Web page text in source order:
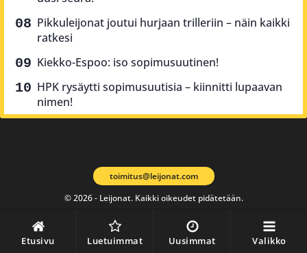
Etusivu Luetuimmat Uusimmat Valikko
Pikkuleijonat joutui hurjaan trilleriin – näin kaikki
ratkesi
Kiekko-Espoo: iso sopimusuutinen!
HPK rysäytti sopimusuutisia – kiinnitti lupaavan
nimen!
© 2026 - Leijonat. Kaikki oikeudet pidätetään.
toimitus@leijonat.com